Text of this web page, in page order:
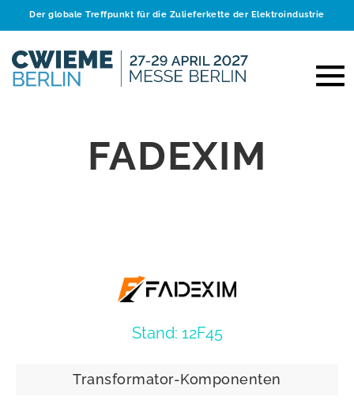
Der globale Treffpunkt für die Zulieferkette der Elektroindustrie
FADEXIM
Stand: 12F45
Transformator-Komponenten